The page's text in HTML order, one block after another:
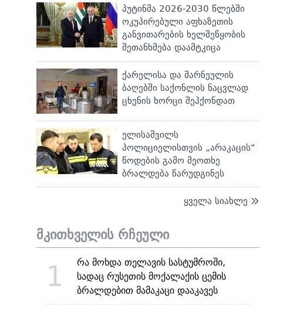
პუტინმა 2026-2030 წლებში
ოკუპირებული აფხაზეთის
განვითარების ხელშეწყობის
შეთანხმება დაამტკიცა
ქარელისა და მარნეულის
ბაღებში საქონლის ნაცვლად
ცხენის ხორცი შეჰქონდათ
ელისაშვილს
პოლიციელისთვის „არაკაცის“
წოდების გამო მეოთხე
ბრალდება წარუდგინეს
ყველა სიახლე
მკითხველის რჩეული
1
რა მოხდა თელავის სასტუმროში,
სადაც რუსეთის მოქალაქის ცემის
ბრალდებით მამაკაცი დააკავეს